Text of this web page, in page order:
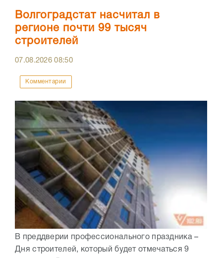
Волгоградстат насчитал в
регионе почти 99 тысяч
строителей
07.08.202608:50
Комментарии
В преддверии профессионального праздника –
Дня строителей, который будет отмечаться 9